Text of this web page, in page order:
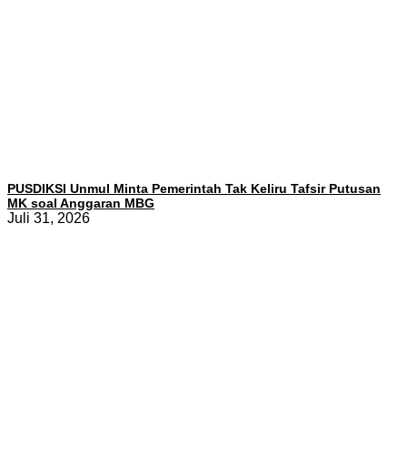
PUSDIKSI Unmul Minta Pemerintah Tak Keliru Tafsir Putusan
MK soal Anggaran MBG
Juli 31, 2026